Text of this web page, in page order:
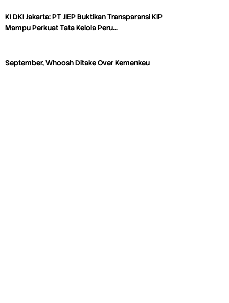
KI DKI Jakarta: PT JIEP Buktikan Transparansi KIP
Mampu Perkuat Tata Kelola Peru…
September, Whoosh Ditake Over Kemenkeu